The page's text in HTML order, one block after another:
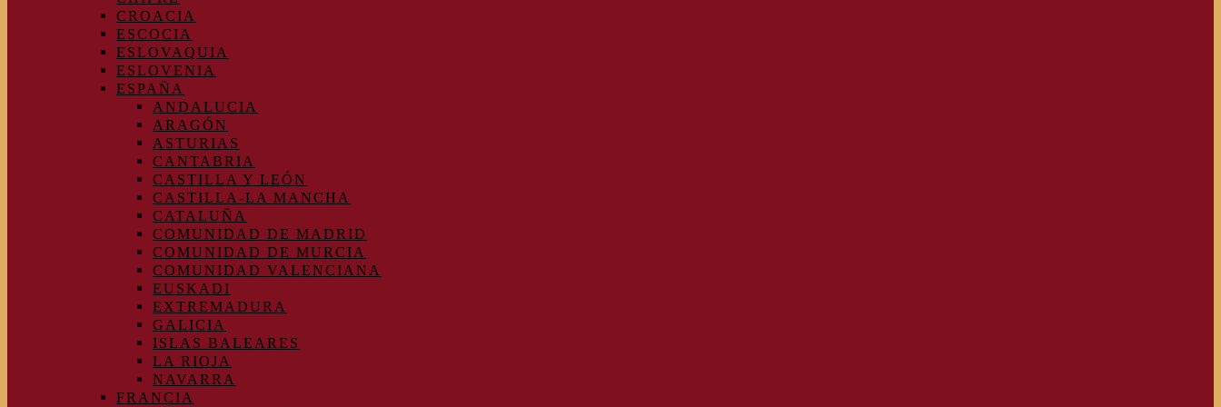
CROACIA
ESCOCIA
ESLOVAQUIA
ESLOVENIA
ESPAÑA
ANDALUCIA
ARAGÓN
ASTURIAS
CANTABRIA
CASTILLA Y LEÓN
CASTILLA-LA MANCHA
CATALUÑA
COMUNIDAD DE MADRID
COMUNIDAD DE MURCIA
COMUNIDAD VALENCIANA
EUSKADI
EXTREMADURA
GALICIA
ISLAS BALEARES
LA RIOJA
NAVARRA
FRANCIA